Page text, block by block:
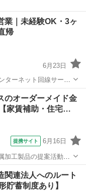
業｜未経験OK・3ヶ
帰
6月23日
ーネット回線サービ
のオーダーメイド金
家賃補助・住宅…
提携サイト 6月16日
工製品の提案活動を
関連法人へのルート
貯蓄制度あり】